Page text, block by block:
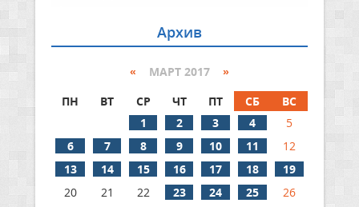
Архив
« МАРТ 2017 »
ПН
ВТ СР ЧТ ПТ СБ
ВС
1
2 3 4
5
6
7 8 9 10 11
12
13
14 15 16 17 18
19
20
21 22 23 24 25 26